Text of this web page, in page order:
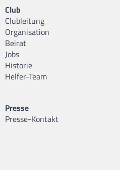
Club
Clubleitung
Organisation
Beirat
Jobs
Historie
Helfer-Team
Presse
Presse-Kontakt